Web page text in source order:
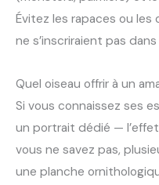
Évitez les rapaces ou les
ne s’inscriraient pas
Quel oiseau offrir à un
Si vous connaissez ses
un portrait dédié — l’effet
vous ne savez pas,
une planche